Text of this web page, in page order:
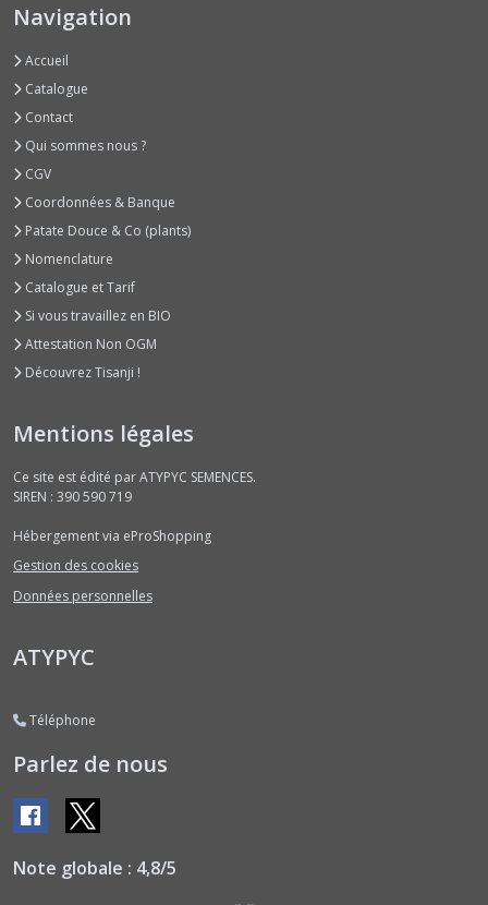
Basilics
Verts
(6)
Jeunes
Pousses
Bleuet
Brèdes
(1)
Cardons
(1)
Camomilles
(2)
Céleris
Navigation
Accueil
Catalogue
Contact
Qui sommes nous ?
CGV
Coordonnées & Banque
Patate Douce & Co (plants)
Nomenclature
Catalogue et Tarif
Si vous travaillez en BIO
Attestation Non OGM
Découvrez Tisanji !
Mentions légales
Ce site est édité par ATYPYC SEMENCES.
SIREN : 390 590 719
Hébergement via eProShopping
Gestion des cookies
Données personnelles
ATYPYC
Téléphone
Parlez de nous
Note globale : 4,8/5